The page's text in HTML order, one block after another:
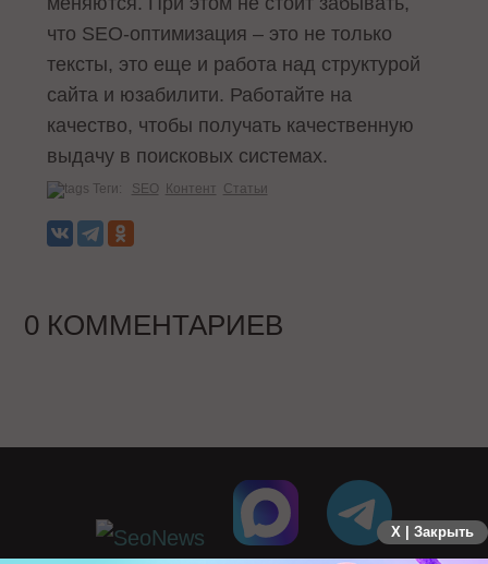
что SEO-оптимизация – это не только
тексты, это еще и работа над структурой
сайта и юзабилити. Работайте на
качество, чтобы получать качественную
выдачу в поисковых системах.
Теги: SEO Контент Статьи
0 КОММЕНТАРИЕВ
X | Закрыть